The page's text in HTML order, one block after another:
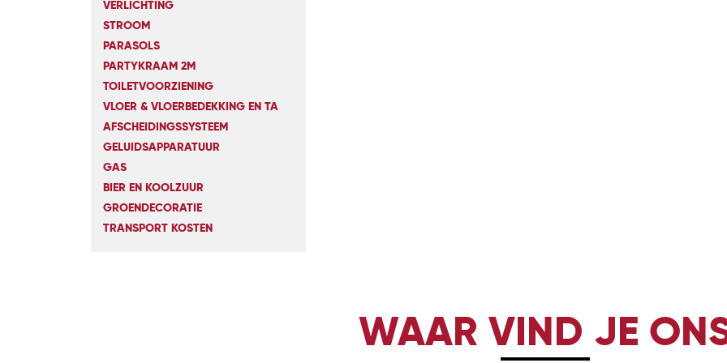
VERLICHTING
STROOM
PARASOLS
PARTYKRAAM 2M
TOILETVOORZIENING
VLOER & VLOERBEDEKKING EN TA
AFSCHEIDINGSSYSTEEM
GELUIDSAPPARATUUR
GAS
BIER EN KOOLZUUR
GROENDECORATIE
TRANSPORT KOSTEN
WAAR VIND JE